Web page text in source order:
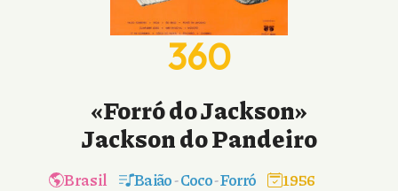
360
«Forró do Jackson»
Jackson do Pandeiro
Brasil Baião-Coco-Forró
1956